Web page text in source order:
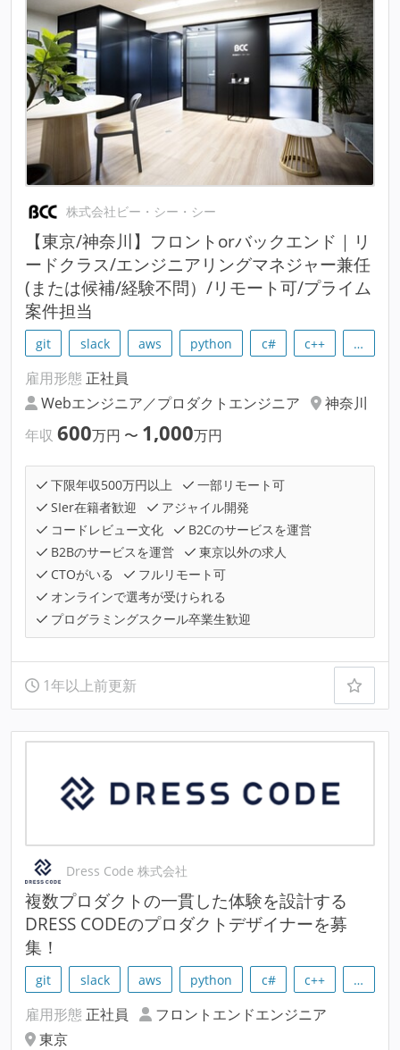
株式会社ビー・シー・シー
【東京/神奈川】フロントorバックエンド｜リ
ードクラス/エンジニアリングマネジャー兼任
(または候補/経験不問）/リモート可/プライム
案件担当
git slack aws python c# c++ …
雇用形態 正社員
Webエンジニア／プロダクトエンジニア
神奈川
年収 600万円 〜 1,000万円
下限年収500万円以上
一部リモート可
SIer在籍者歓迎
アジャイル開発
コードレビュー文化
B2Cのサービスを運営
B2Bのサービスを運営
東京以外の求人
CTOがいる
フルリモート可
オンラインで選考が受けられる
プログラミングスクール卒業生歓迎
1年以上前更新
Dress Code 株式会社
複数プロダクトの一貫した体験を設計する
DRESS CODEのプロダクトデザイナーを募
集！
git slack aws python c# c++ …
雇用形態 正社員
フロントエンドエンジニア
東京